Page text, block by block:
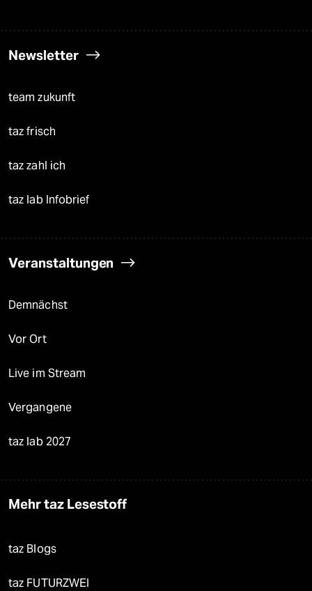
Newsletter
team zukunft
taz frisch
taz zahl ich
taz lab Infobrief
Veranstaltungen
Demnächst
Vor Ort
Live im Stream
Vergangene
taz lab 2027
Mehr taz Lesestoff
taz Blogs
taz FUTURZWEI